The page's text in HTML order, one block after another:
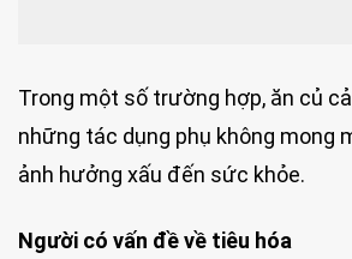
Trong một số trường hợp, ăn củ
những tác dụng phụ không mong
ảnh hưởng xấu đến sức khỏe.
Người có vấn đề về tiêu hóa